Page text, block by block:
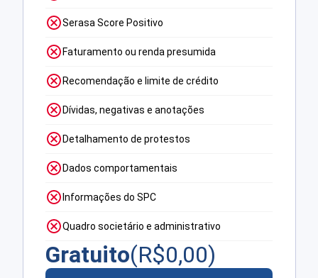
Serasa Score Positivo
Faturamento ou renda presumida
Recomendação e limite de crédito
Dívidas, negativas e anotações
Detalhamento de protestos
Dados comportamentais
Informações do SPC
Quadro societário e administrativo
Gratuito(R$0,00)